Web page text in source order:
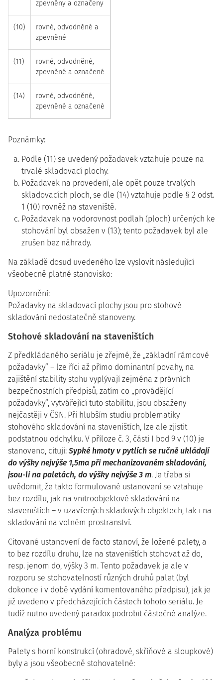
zpevněny a označeny
(10)
rovné, odvodněné a
zpevněné
(11)
rovné, odvodněné,
zpevněné a označené
(14)
rovné, odvodněné,
zpevněné a označené
Poznámky:
Podle (11) se uvedený požadavek vztahuje pouze na
trvalé skladovací plochy.
Požadavek na provedení, ale opět pouze trvalých
skladovacích ploch, se dle (14) vztahuje podle § 2 odst.
1 (10) rovněž na staveniště.
Požadavek na vodorovnost podlah (ploch) určených ke
stohování byl obsažen v (13); tento požadavek byl ale
zrušen bez náhrady.
Na základě dosud uvedeného lze vyslovit následující
všeobecně platné stanovisko:
Upozornění:
Požadavky na skladovací plochy jsou pro stohové
skladování nedostatečně stanoveny.
Stohové skladování na staveništích
Z předkládaného seriálu je zřejmé, že „základní rámcové
požadavky“ – lze říci až přímo dominantní povahy, na
zajištění stability stohu vyplývají zejména z právních
bezpečnostních předpisů, zatím co „provádějící
požadavky“, vytvářející tuto stabilitu, jsou obsaženy
nejčastěji v ČSN. Při hlubším studiu problematiky
stohového skladování na staveništích, lze ale zjistit
podstatnou odchylku. V příloze č. 3, části I bod 9 v (10) je
stanoveno, cituji: Sypké hmoty v pytlích se ručně ukládají
do výšky nejvýše 1,5ma při mechanizovaném skladování,
jsou-li na paletách, do výšky nejvýše 3 m. Je třeba si
uvědomit, že takto formulované ustanovení se vztahuje
bez rozdílu, jak na vnitroobjektové skladování na
staveništích – v uzavřených skladových objektech, tak i na
skladování na volném prostranství.
Citované ustanovení de facto stanoví, že ložené palety, a
to bez rozdílu druhu, lze na staveništích stohovat až do,
resp. jenom do, výšky 3 m. Tento požadavek je ale v
rozporu se stohovatelností různých druhů palet (byl
dokonce i v době vydání komentovaného předpisu), jak je
již uvedeno v předcházejících částech tohoto seriálu. Je
tudíž nutno uvedený paradox podrobit částečné analýze.
Analýza problému
Palety s horní konstrukcí (ohradové, skříňové a sloupkové)
byly a jsou všeobecně stohovatelné: